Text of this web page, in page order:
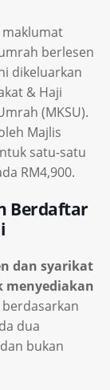
maklumat
berlesen
dikeluarkan
& Haji
(MKSU).
Majlis
satu-satu
RM4,900.
Berdaftar
dan syarikat
menyediakan
dua
bukan